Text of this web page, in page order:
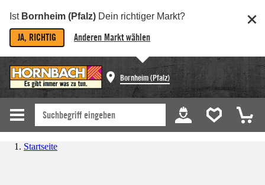
Ist Bornheim (Pfalz) Dein richtiger Markt?
JA, RICHTIG Anderen Markt wählen
Bornheim (Pfalz)
Startseite